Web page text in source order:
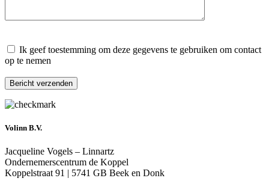
Ik geef toestemming om deze gegevens te gebruiken om contact
op te nemen
Volinn B.V.
Jacqueline Vogels – Linnartz
Ondernemerscentrum de Koppel
Koppelstraat 91 | 5741 GB Beek en Donk